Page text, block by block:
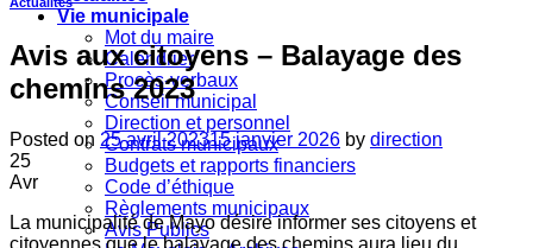
Vie municipale
Mot du maire
Calendrier
Procès-verbaux
Conseil municipal
Direction et personnel
Contrats municipaux
Budgets et rapports financiers
Code d’éthique
Règlements municipaux
Avis Publics
Avis aux citoyens – Balayage des
chemins 2023
Posted on 25 avril 202315 janvier 2026 by direction
25
Avr
La municipalité de Mayo désire informer ses citoyens et
citoyennes que le balayage des chemins aura lieu du